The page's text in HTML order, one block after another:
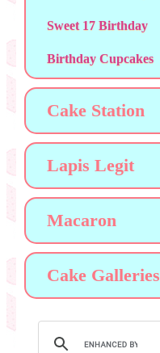
Sweet 17 Birthday
Birthday Cupcakes
Cake Station
Lapis Legit
Macaron
Cake Galleries